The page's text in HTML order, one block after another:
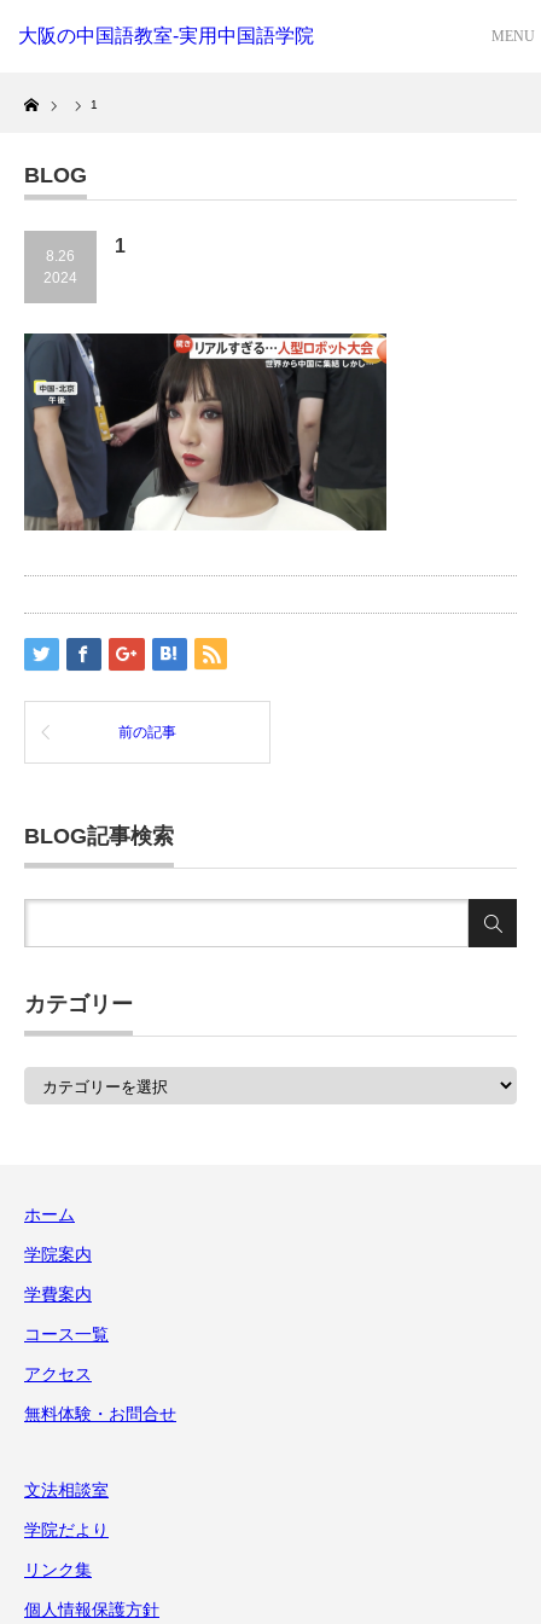
大阪の中国語教室-実用中国語学院
Home
1
BLOG
8.26
2024
1
前の記事
BLOG記事検索
カテゴリー
ホーム
学院案内
学費案内
コース一覧
アクセス
無料体験・お問合せ
文法相談室
学院だより
リンク集
個人情報保護方針